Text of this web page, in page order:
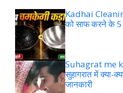
Kadhai
को साफ करने के
Suhagrat me
सुहागरात में क्या-
जानकारी